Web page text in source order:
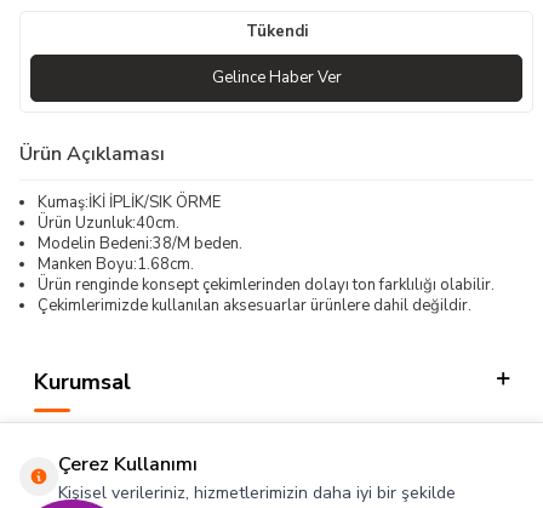
Tükendi
Gelince Haber Ver
Ürün Açıklaması
Kumaş:İKİ İPLİK/SIK ÖRME
Ürün Uzunluk:40cm.
Modelin Bedeni:38/M beden.
Manken Boyu:1.68cm.
Ürün renginde konsept çekimlerinden dolayı ton farklılığı olabilir.
Çekimlerimizde kullanılan aksesuarlar ürünlere dahil değildir.
Kurumsal
Hızlı Erişim
Çerez Kullanımı
Kişisel verileriniz, hizmetlerimizin daha iyi bir şekilde